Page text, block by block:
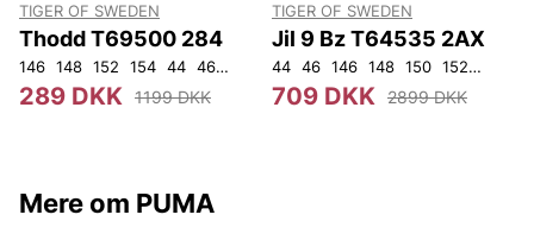
TIGER OF SWEDEN
Thodd T69500 284
146 148 152 154 44 46 48 50 52 54 56 92 104
289 DKK 1199 DKK
TIGER OF SWEDEN
Jil 9 Bz T64535 2AX
44 46 146 148 150 152 92
709 DKK 2899 DKK
Mere om PUMA